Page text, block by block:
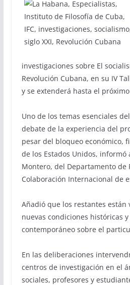
investigaciones sobre El
Revolución Cubana, en su IV
y se extenderá hasta el
Uno de los temas esenciales
debate de la experiencia del
pesar del bloqueo económico,
de los Estados Unidos, informó
Montero, del Departamento de
Colaboración Internacional de
Añadió que los restantes están
nuevas condiciones históricas
contemporáneo sobre el
En las deliberaciones
centros de investigación en el
sociales, profesores y